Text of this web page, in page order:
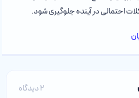
احتمالی در آینده جلوگیری شود.
2 دیدگاه